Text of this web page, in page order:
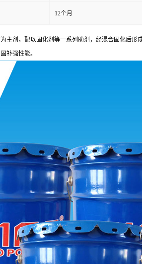
12个月
主剂，配以固化剂等一系列助剂，经混合固化后
补强性能。